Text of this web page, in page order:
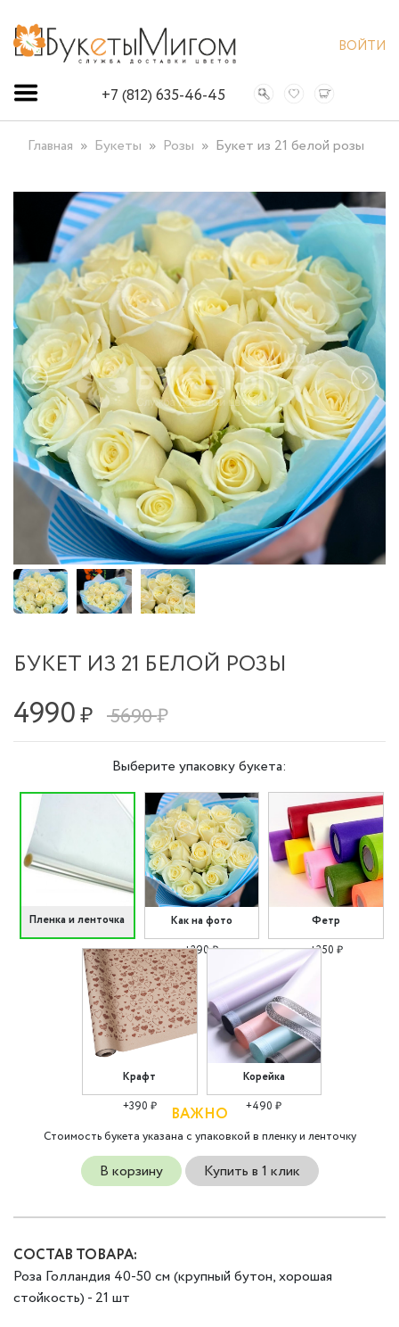
ВОЙТИ
+7 (812) 635-46-45
Главная Букеты Розы Букет из 21 белой розы
БУКЕТ ИЗ 21 БЕЛОЙ РОЗЫ
4990₽ 5690 ₽
Выберите упаковку букета:
Пленка и ленточка
Как на фото
+290 ₽
Фетр
+350 ₽
Крафт
+390 ₽
Корейка
+490 ₽
ВАЖНО
Стоимость букета указана с упаковкой в пленку и ленточку
В корзину Купить в 1 клик
СОСТАВ ТОВАРА:
Роза Голландия 40-50 см (крупный бутон, хорошая
стойкость) - 21 шт